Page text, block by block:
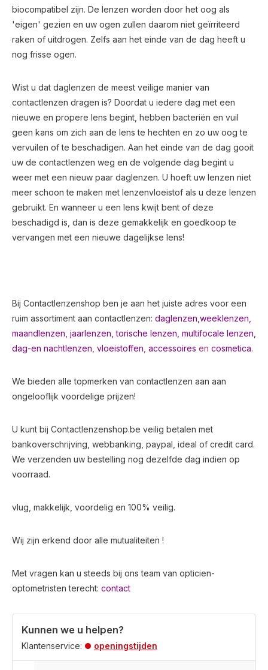
biocompatibel zijn. De lenzen worden door het oog als
'eigen' gezien en uw ogen zullen daarom niet geïrriteerd
raken of uitdrogen. Zelfs aan het einde van de dag heeft u
nog frisse ogen.
Wist u dat daglenzen de meest veilige manier van
contactlenzen dragen is? Doordat u iedere dag met een
nieuwe en propere lens begint, hebben bacteriën en vuil
geen kans om zich aan de lens te hechten en zo uw oog te
vervuilen of te beschadigen. Aan het einde van de dag gooit
uw de contactlenzen weg en de volgende dag begint u
weer met een nieuw paar daglenzen. U hoeft uw lenzen niet
meer schoon te maken met lenzenvloeistof als u deze lenzen
gebruikt. En wanneer u een lens kwijt bent of deze
beschadigd is, dan is deze gemakkelijk en goedkoop te
vervangen met een nieuwe dagelijkse lens!
Bij Contactlenzenshop ben je aan het juiste adres voor een
ruim assortiment aan contactlenzen: daglenzen, weeklenzen,
maandlenzen jaarlenzen ,torische lenzen multifocale lenzen
dag-en nachtlenzen vloeistoffen accessoires en cosmetica.
We bieden alle topmerken van contactlenzen aan aan
ongelooflijk voordelige prijzen!
U kunt bij Contactlenzenshop.be veilig betalen met
bankoverschrijving, webbanking, paypal, ideal of credit card.
We verzenden uw bestelling nog dezelfde dag indien op
voorraad.
vlug, makkelijk, voordelig en 100% veilig.
Wij zijn erkend door alle mutualiteiten !
Met vragen kan u steeds bij ons team van opticien-
optometristen terecht: contact
Kunnen we u helpen?
Klantenservice: openingstijden